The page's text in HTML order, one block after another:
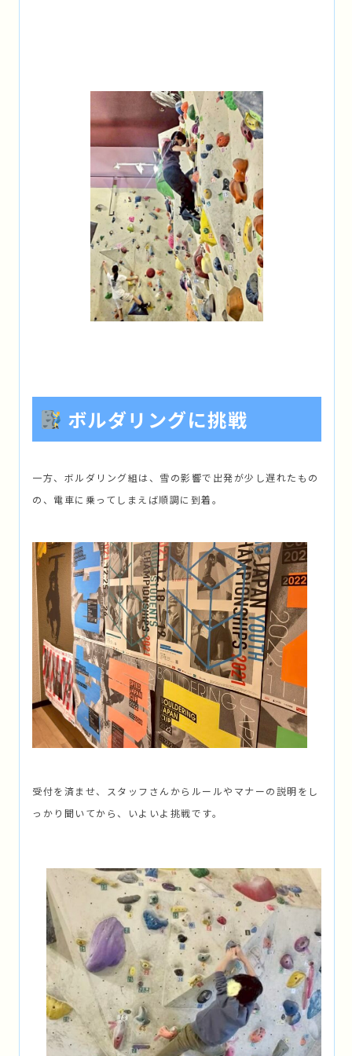
ボルダリングに挑戦
一方、ボルダリング組は、雪の影響で出発が少し遅れたもの
の、電車に乗ってしまえば順調に到着。
受付を済ませ、スタッフさんからルールやマナーの説明をし
っかり聞いてから、いよいよ挑戦です。